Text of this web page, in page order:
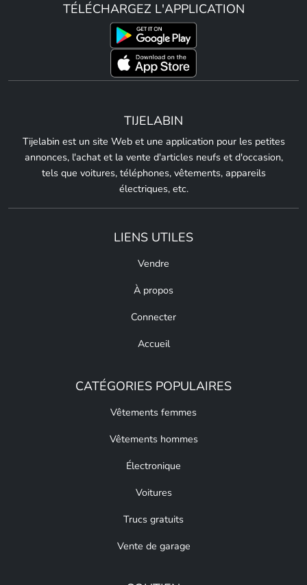
TÉLÉCHARGEZ L'APPLICATION
TIJELABIN
Tijelabin est un site Web et une application pour les petites
annonces, l'achat et la vente d'articles neufs et d'occasion,
tels que voitures, téléphones, vêtements, appareils
électriques, etc.
LIENS UTILES
Vendre
À propos
Connecter
Accueil
CATÉGORIES POPULAIRES
Vêtements femmes
Vêtements hommes
Électronique
Voitures
Trucs gratuits
Vente de garage